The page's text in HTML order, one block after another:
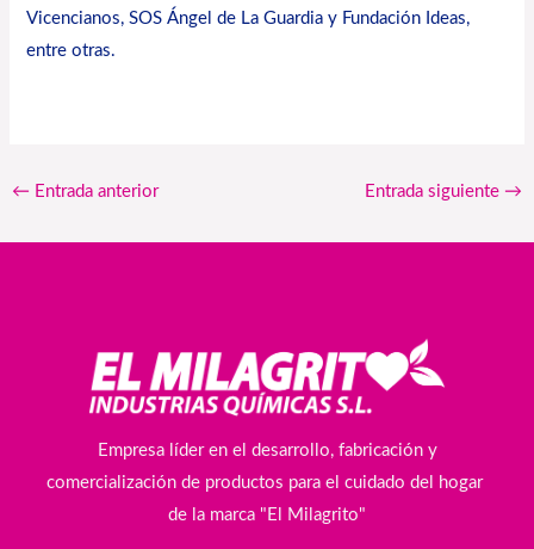
Vicencianos, SOS Ángel de La Guardia y Fundación Ideas,
entre otras.
← Entrada anterior Entrada siguiente →
Empresa líder en el desarrollo, fabricación y
comercialización de productos para el cuidado del hogar
de la marca "El Milagrito"